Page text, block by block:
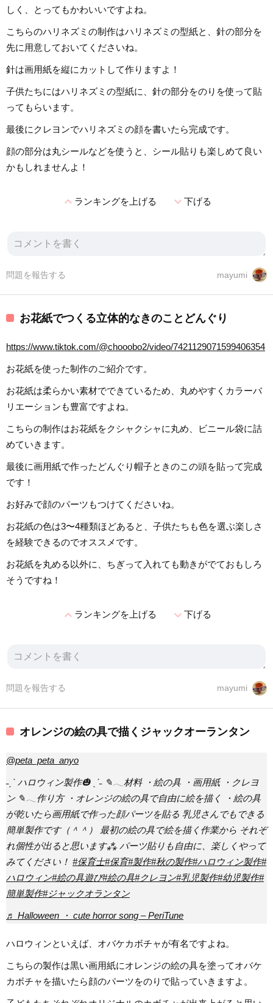
しく、とってもかわいいですよね。
こちらのハリネズミの制作はハリネズミの型紙と、針の部分を
先に用意しておいてくださいね。
針は画用紙を縦にカットして作りますよ！
子供たちにはハリネズミの型紙に、針の部分をのりを使って貼
ってもらいます。
最後にクレヨンでハリネズミの顔を書いたら完成です。
顔の部分は丸シールなどを使うと、シール貼りも楽しめて良い
かもしれませんよ！
expand_lessランキングを上げる expand_more下げる
mayumi
問題を報告する
お花紙でつくる立体的なきのことどんぐり
https://www.tiktok.com/@chooobo2/video/7421129071599406354
お花紙を使った制作のご紹介です。
お花紙は柔らかい素材でできているため、丸めやすくカラーバ
リエーションも豊富ですよね。
こちらの制作はお花紙をクシャクシャに丸め、ビニール袋に詰
めていきます。
最後に画用紙で作ったどんぐり帽子ときのこの頭を貼って完成
です！
お好みで顔のパーツもつけてくださいね。
お花紙の色は3〜4種類ほどあると、子供たちも色を選ぶ楽しさ
を経験できるのでオススメです。
お花紙を丸める以外に、ちぎって入れても動きがでておもしろ
そうですね！
expand_lessランキングを上げる expand_more下げる
mayumi
問題を報告する
オレンジの絵の具で描くジャックオーランタン
@peta_peta_anyo
˗ˏˋ ハロウィン製作🎃 ˎˊ˗ ✎𓂃材料 ・絵の具 ・画用紙 ・クレヨ
ン ✎𓂃作り方 ・オレンジの絵の具で自由に絵を描く ・絵の具
が乾いたら画用紙で作った顔パーツを貼る 乳児さんでもできる
簡単製作です（＾＾） 最初の絵の具で絵を描く作業から それぞ
れ個性が出ると思います⁂ パーツ貼りも自由に、楽しくやって
みてください！ #保育士#保育#製作#秋の製作#ハロウィン製作#
ハロウィン#絵の具遊び#絵の具#クレヨン#乳児製作#幼児製作#
簡単製作#ジャックオランタン
♬ Halloween ・ cute horror song – PeriTune
ハロウィンといえば、オバケカボチャが有名ですよね。
こちらの製作は黒い画用紙にオレンジの絵の具を塗ってオバケ
カボチャを描いたら顔のパーツをのりで貼っていきますよ。